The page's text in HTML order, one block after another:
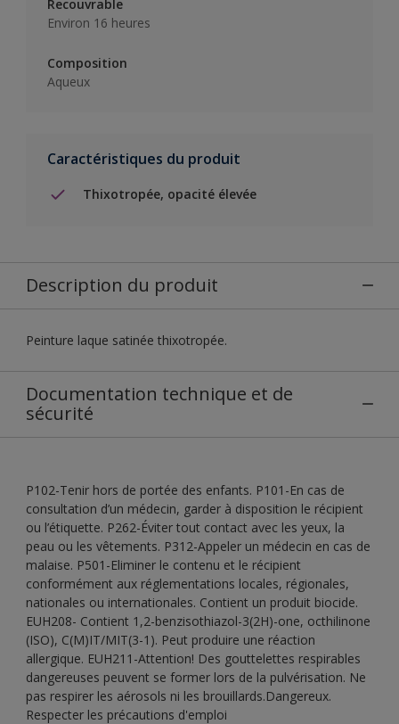
Recouvrable
Environ 16 heures
Composition
Aqueux
Caractéristiques du produit
Thixotropée, opacité élevée
Description du produit
Peinture laque satinée thixotropée.
Documentation technique et de
sécurité
P102-Tenir hors de portée des enfants. P101-En cas de
consultation d’un médecin, garder à disposition le récipient
ou l’étiquette. P262-Éviter tout contact avec les yeux, la
peau ou les vêtements. P312-Appeler un médecin en cas de
malaise. P501-Eliminer le contenu et le récipient
conformément aux réglementations locales, régionales,
nationales ou internationales. Contient un produit biocide.
EUH208- Contient 1,2-benzisothiazol-3(2H)-one, octhilinone
(ISO), C(M)IT/MIT(3-1). Peut produire une réaction
allergique. EUH211-Attention! Des gouttelettes respirables
dangereuses peuvent se former lors de la pulvérisation. Ne
pas respirer les aérosols ni les brouillards.Dangereux.
Respecter les précautions d'emploi